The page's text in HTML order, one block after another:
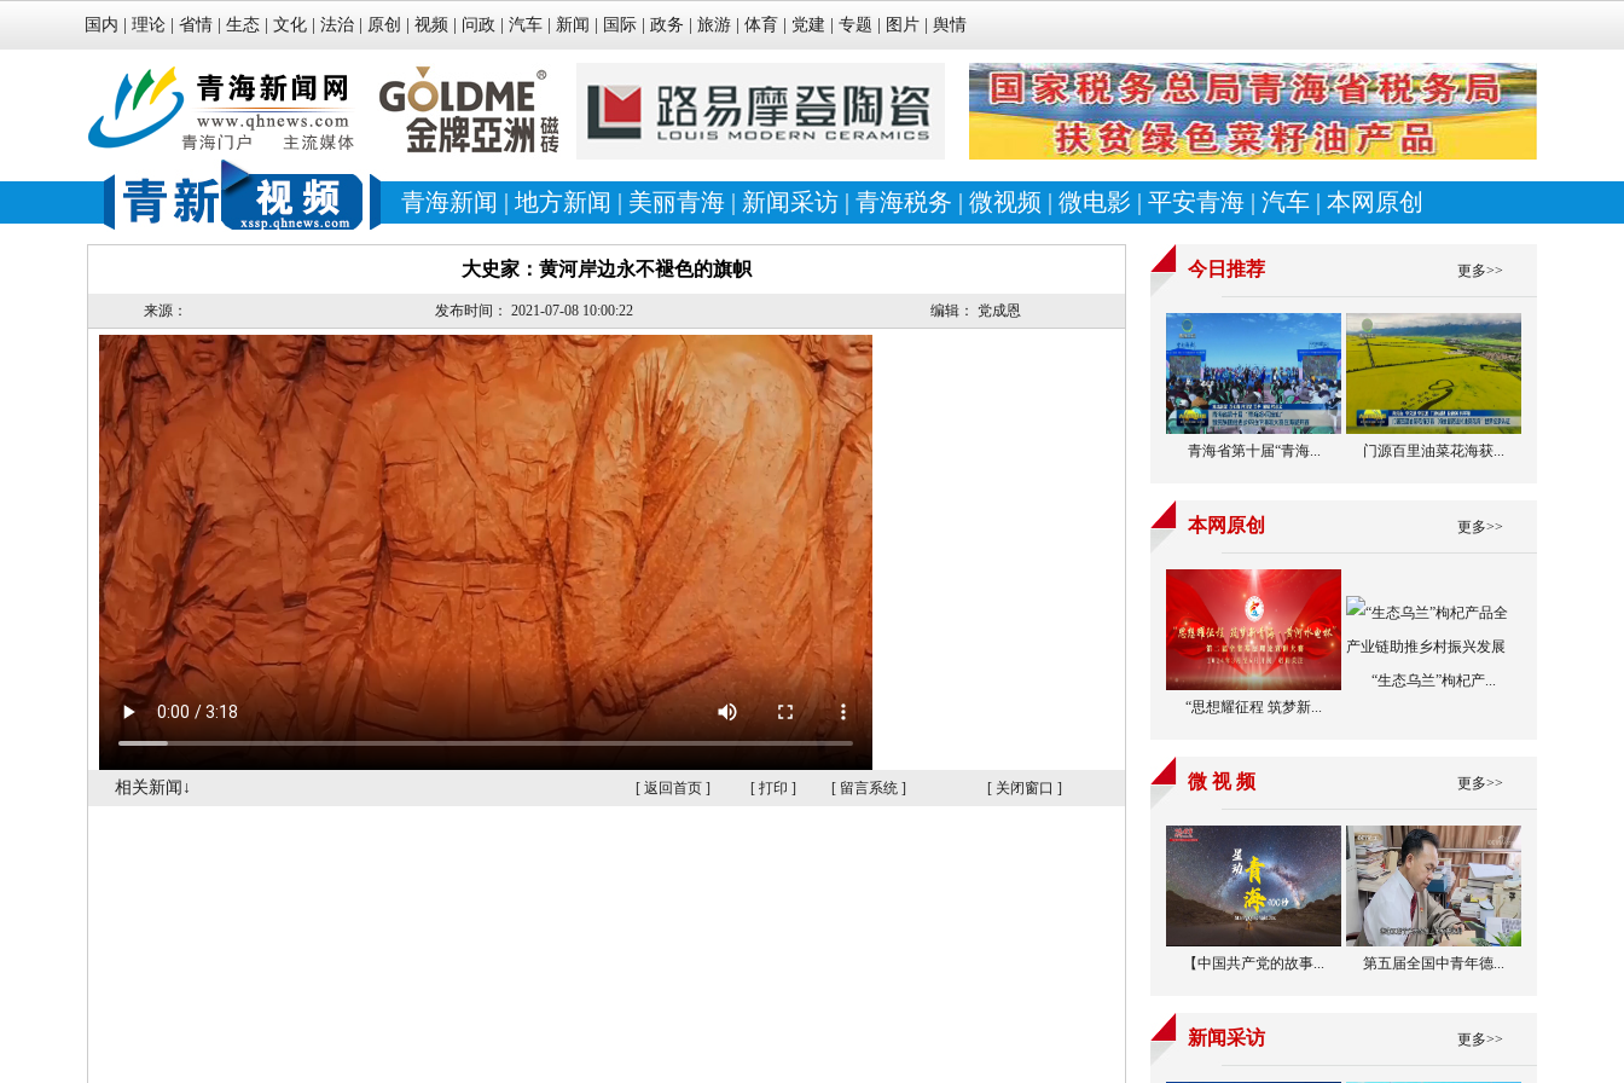
国内 理论 省情 生态 文化 法治 原创 视频 问政 汽车 新闻 国际 政务 旅游 体育 党建 专题 图片 舆情
青海新闻 | 地方新闻 | 美丽青海 | 新闻采访 | 青海税务 | 微视频 | 微电影 | 平安青海 | 汽车 | 本网原创
大史家：黄河岸边永不褪色的旗帜
来源： 发布时间： 2021-07-08 10:00:22 编辑： 党成恩
相关新闻↓ [ 返回首页 ] [ 打印 ] [ 留言系统 ] [ 关闭窗口 ]